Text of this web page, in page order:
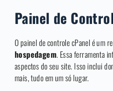
Painel de
O painel de controle cPanel é um
hospedagem. Essa ferramenta
aspectos do seu site. Isso inclui
mais, tudo em um só lugar.